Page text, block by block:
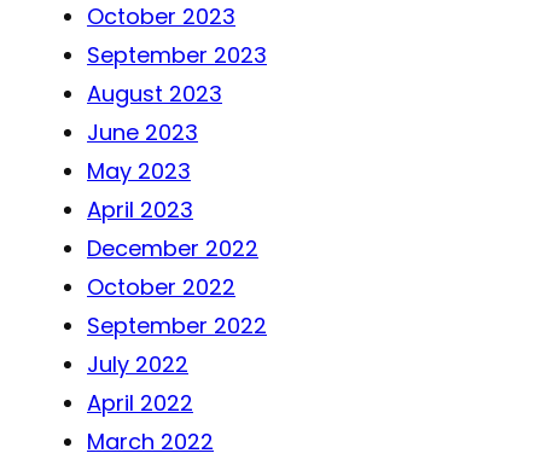
October 2023
September 2023
August 2023
June 2023
May 2023
April 2023
December 2022
October 2022
September 2022
July 2022
April 2022
March 2022